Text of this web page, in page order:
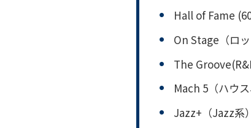
Hall of Fame
On Stage（ロッ
The
Mach 5（ハウス
Jazz+（Jazz系）